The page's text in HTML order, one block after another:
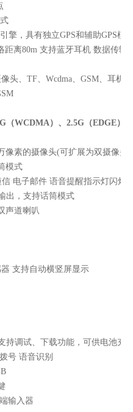
擎，具有独立GPS和辅助GPS模
距离80m 支持蓝牙耳机 数据传输
头、TF、Wcdma、GSM、耳机
（WCDMA ）、2.5G （EDGE）
像素的摄像头(可扩展为双摄像头)
模式
电子邮件 语音提醒指示灯闪烁
出，支持话筒模式
声道喇叭
支持自动横竖屏显示
持调试、下载功能，可供电池充
号 语音识别
输入器